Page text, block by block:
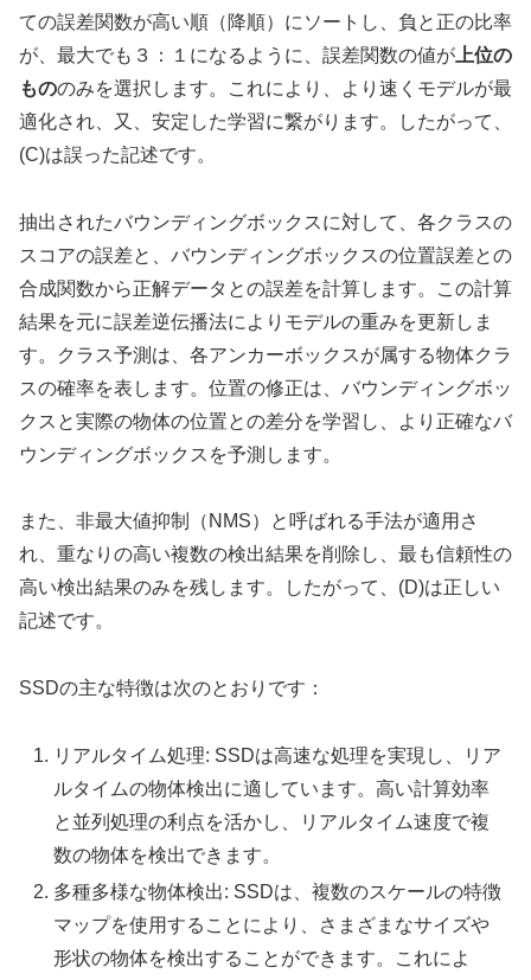
ての誤差関数が高い順（降順）にソートし、負と正の比率
が、最大でも３：１になるように、誤差関数の値が 上位の
もののみを選択します。これにより、より速くモデルが最
適化され、又、安定した学習に繋がります。したがって、
(C)は誤った記述です。
抽出されたバウンディングボックスに対して、各クラスの
スコアの誤差と、バウンディングボックスの位置誤差との
合成関数から正解データとの誤差を計算します。この計算
結果を元に誤差逆伝播法によりモデルの重みを更新しま
す。クラス予測は、各アンカーボックスが属する物体クラ
スの確率を表します。位置の修正は、バウンディングボッ
クスと実際の物体の位置との差分を学習し、より正確なバ
ウンディングボックスを予測します。
また、非最大値抑制（NMS）と呼ばれる手法が適用さ
れ、重なりの高い複数の検出結果を削除し、最も信頼性の
高い検出結果のみを残します。したがって、(D)は正しい
記述です。
SSDの主な特徴は次のとおりです：
リアルタイム処理: SSDは高速な処理を実現し、リア
ルタイムの物体検出に適しています。高い計算効率
と並列処理の利点を活かし、リアルタイム速度で複
数の物体を検出できます。
多種多様な物体検出: SSDは、複数のスケールの特徴
マップを使用することにより、さまざまなサイズや
形状の物体を検出することができます。これによ